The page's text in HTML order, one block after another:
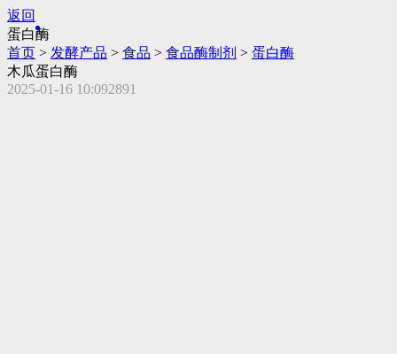
返回
蛋白酶
首页 > 发酵产品 > 食品 > 食品酶制剂 > 蛋白酶
木瓜蛋白酶
2025-01-16 10:092891